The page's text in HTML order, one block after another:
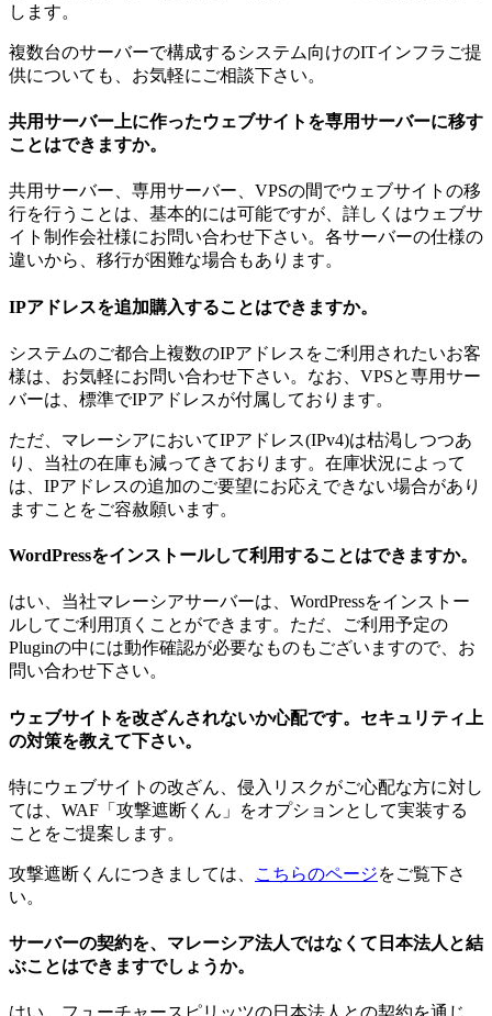
します。
複数台のサーバーで構成するシステム向けのITインフラご提
供についても、お気軽にご相談下さい。
共用サーバー上に作ったウェブサイトを専用サーバーに移す
ことはできますか。
共用サーバー、専用サーバー、VPSの間でウェブサイトの移
行を行うことは、基本的には可能ですが、詳しくはウェブサ
イト制作会社様にお問い合わせ下さい。各サーバーの仕様の
違いから、移行が困難な場合もあります。
IPアドレスを追加購入することはできますか。
システムのご都合上複数のIPアドレスをご利用されたいお客
様は、お気軽にお問い合わせ下さい。なお、VPSと専用サー
バーは、標準でIPアドレスが付属しております。
ただ、マレーシアにおいてIPアドレス(IPv4)は枯渇しつつあ
り、当社の在庫も減ってきております。在庫状況によって
は、IPアドレスの追加のご要望にお応えできない場合があり
ますことをご容赦願います。
WordPressをインストールして利用することはできますか。
はい、当社マレーシアサーバーは、WordPressをインストー
ルしてご利用頂くことができます。ただ、ご利用予定の
Pluginの中には動作確認が必要なものもございますので、お
問い合わせ下さい。
ウェブサイトを改ざんされないか心配です。セキュリティ上
の対策を教えて下さい。
特にウェブサイトの改ざん、侵入リスクがご心配な方に対し
ては、WAF「攻撃遮断くん」をオプションとして実装する
ことをご提案します。
攻撃遮断くんにつきましては、 こちらのページをご覧下さ
い。
サーバーの契約を、マレーシア法人ではなくて日本法人と結
ぶことはできますでしょうか。